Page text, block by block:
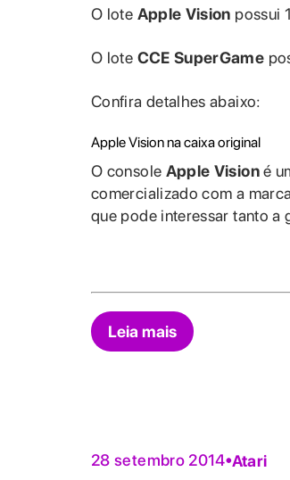
O lote Apple Vision possui
O lote CCE SuperGame
Confira detalhes abaixo:
Apple Vision na caixa original
O console Apple Visioné
comercializado com a
que pode interessar tanto a
Leia mais
28 setembro 2014 Atari